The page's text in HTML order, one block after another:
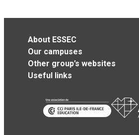
About ESSEC
Our campuses
Other group’s websites
Useful links